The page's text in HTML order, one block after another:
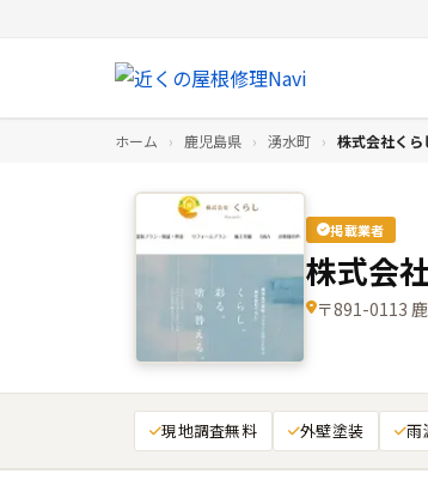
ホーム › 鹿児島県 › 湧水町 › 株式会社くら
掲載業者
株式会
〒891-0113
現地調査無料 外壁塗装 雨